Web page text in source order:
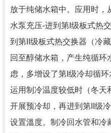
放于纯储水箱中。应用时，
水泵充压-进到第I级板式热
到第II级板式热交换器（冷
回至醇储水箱，产生纯循
虑，多增设了第I级冷却循
运用制冷温度较低时（冬天
开展预冷却，再进到第II级
设置溫度。制冷回水管和冷